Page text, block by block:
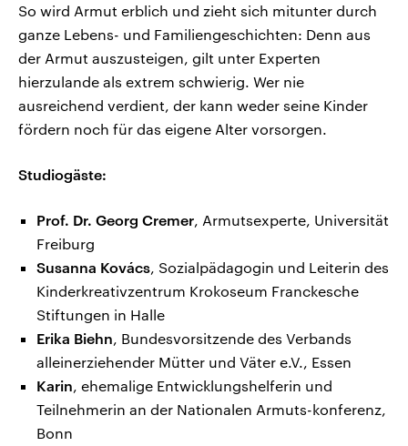
So wird Armut erblich und zieht sich mitunter durch
ganze Lebens- und Familiengeschichten: Denn aus
der Armut auszusteigen, gilt unter Experten
hierzulande als extrem schwierig. Wer nie
ausreichend verdient, der kann weder seine Kinder
fördern noch für das eigene Alter vorsorgen.
Studiogäste:
Prof. Dr. Georg Cremer, Armutsexperte, Universität
Freiburg
Susanna Kovács, Sozialpädagogin und Leiterin des
Kinderkreativzentrum Krokoseum Franckesche
Stiftungen in Halle
Erika Biehn, Bundesvorsitzende des Verbands
alleinerziehender Mütter und Väter e.V., Essen
Karin, ehemalige Entwicklungshelferin und
Teilnehmerin an der Nationalen Armuts-konferenz,
Bonn